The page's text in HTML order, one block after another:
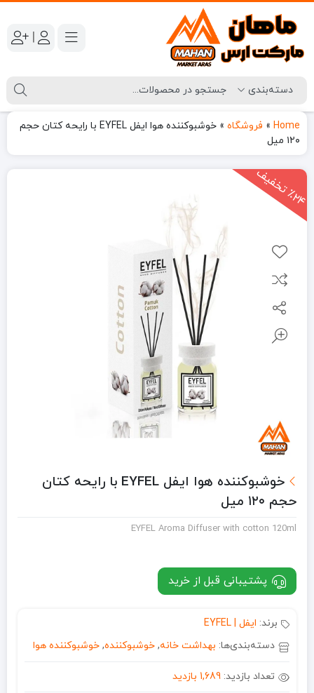
|
Home
» فروشگاه »
خوشبوکننده هوا ایفل EYFEL با رایحه کتان حجم
۱۲۰ میل
٪2
4
ت
خ
ف
یف
خوشبوکننده هوا ایفل EYFEL با رایحه کتان
حجم ۱۲۰ میل
EYFEL Aroma Diffuser with cotton 120ml
پشتیبانی قبل از خرید
برند: ایفل | EYFEL
دسته‌بندی‌ها: بهداشت خانه, خوشبوکننده, خوشبوکننده هوا
تعداد بازدید: 1,689 بازدید